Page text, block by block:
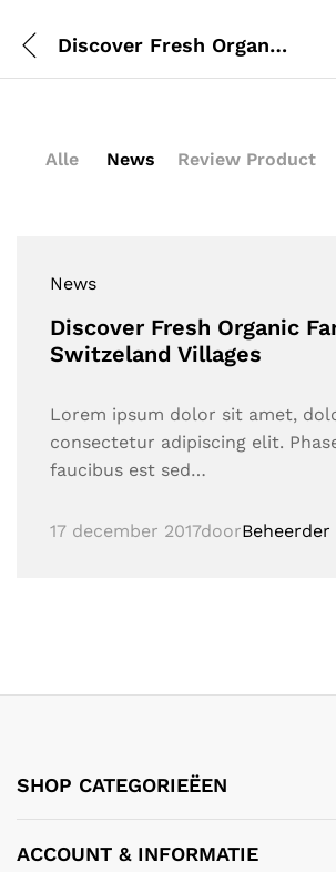
Discover Fresh Organic Farms In Switzeland Villages
Alle News Review Product
News
Discover Fresh Organic
Switzeland Villages
Lorem ipsum dolor sit amet,
consectetur adipiscing elit.
faucibus est sed…
17 december 2017doorBeheerder
SHOP CATEGORIEËEN
ACCOUNT & INFORMATIE